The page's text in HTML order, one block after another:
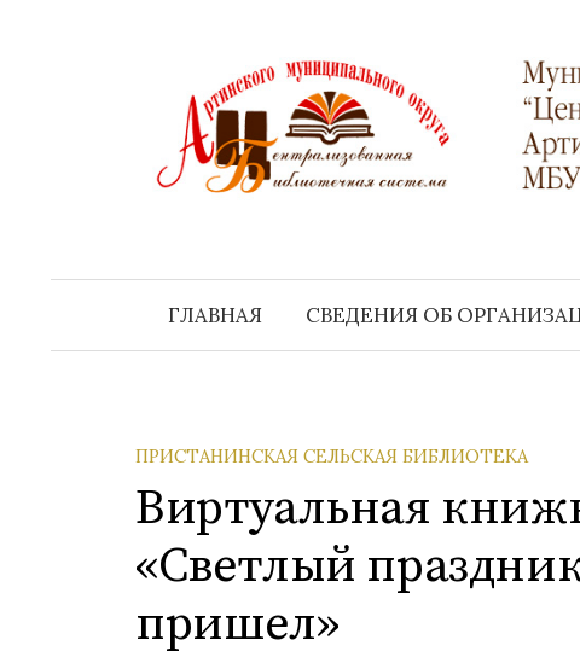
ГЛАВНАЯ СВЕДЕНИЯ ОБ
ПРИСТАНИНСКАЯ СЕЛЬСКАЯ БИБЛИОТЕКА
Виртуальная
«Светлый
пришел»